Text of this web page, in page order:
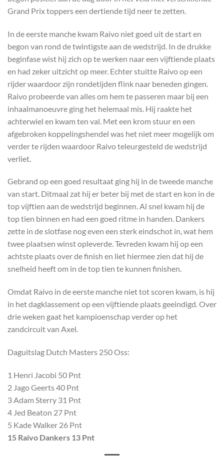
Grand Prix toppers een dertiende tijd neer te zetten.
In de eerste manche kwam Raivo niet goed uit de start en
begon van rond de twintigste aan de wedstrijd. In de drukke
beginfase wist hij zich op te werken naar een vijftiende plaats
en had zeker uitzicht op meer. Echter stuitte Raivo op een
rijder waardoor zijn rondetijden flink naar beneden gingen.
Raivo probeerde van alles om hem te passeren maar bij een
inhaalmanoeuvre ging het helemaal mis. Hij raakte het
achterwiel en kwam ten val. Met een krom stuur en een
afgebroken koppelingshendel was het niet meer mogelijk om
verder te rijden waardoor Raivo teleurgesteld de wedstrijd
verliet.
Gebrand op een goed resultaat ging hij in de tweede manche
van start. Ditmaal zat hij er beter bij met de start en kon in de
top vijftien aan de wedstrijd beginnen. Al snel kwam hij de
top tien binnen en had een goed ritme in handen. Dankers
zette in de slotfase nog even een sterk eindschot in, wat hem
twee plaatsen winst opleverde. Tevreden kwam hij op een
achtste plaats over de finish en liet hiermee zien dat hij de
snelheid heeft om in de top tien te kunnen finishen.
Omdat Raivo in de eerste manche niet tot scoren kwam, is hij
in het dagklassement op een vijftiende plaats geeindigd. Over
drie weken gaat het kampioenschap verder op het
zandcircuit van Axel.
Daguitslag Dutch Masters 250 Oss:
1 Henri Jacobi 50 Pnt
2 Jago Geerts 40 Pnt
3 Adam Sterry 31 Pnt
4 Jed Beaton 27 Pnt
5 Kade Walker 26 Pnt
15 Raivo Dankers 13 Pnt